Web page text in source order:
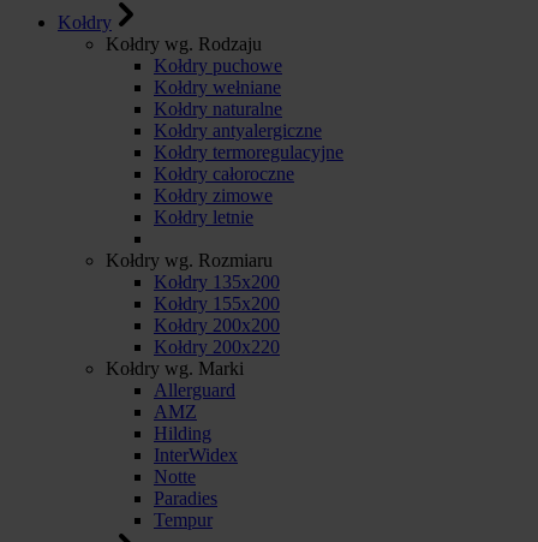
Kołdry
Kołdry wg. Rodzaju
Kołdry puchowe
Kołdry wełniane
Kołdry naturalne
Kołdry antyalergiczne
Kołdry termoregulacyjne
Kołdry całoroczne
Kołdry zimowe
Kołdry letnie
Kołdry wg. Rozmiaru
Kołdry 135x200
Kołdry 155x200
Kołdry 200x200
Kołdry 200x220
Kołdry wg. Marki
Allerguard
AMZ
Hilding
InterWidex
Notte
Paradies
Tempur